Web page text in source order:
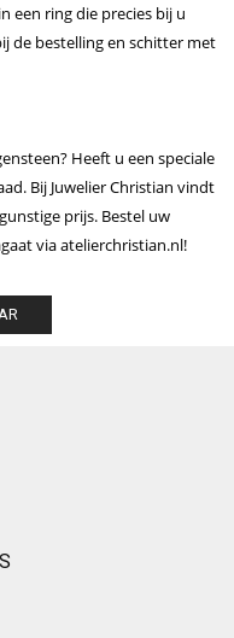
een ring die precies bij u
de bestelling en schitter met
Heeft u een speciale
Bij Juwelier Christian vindt
prijs. Bestel uw
via atelierchristian.nl!